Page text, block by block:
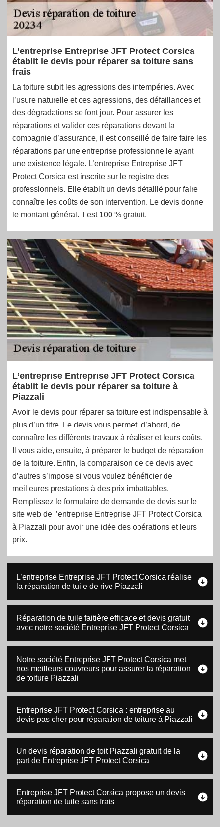
L’entreprise Entreprise JFT Protect Corsica
établit le devis pour réparer sa toiture sans
frais
La toiture subit les agressions des intempéries. Avec
l’usure naturelle et ces agressions, des défaillances et
des dégradations se font jour. Pour assurer les
réparations et valider ces réparations devant la
compagnie d’assurance, il est conseillé de faire faire les
réparations par une entreprise professionnelle ayant
une existence légale. L’entreprise Entreprise JFT
Protect Corsica est inscrite sur le registre des
professionnels. Elle établit un devis détaillé pour faire
connaître les coûts de son intervention. Le devis donne
le montant général. Il est 100 % gratuit.
L’entreprise Entreprise JFT Protect Corsica
établit le devis pour réparer sa toiture à
Piazzali
Avoir le devis pour réparer sa toiture est indispensable à
plus d’un titre. Le devis vous permet, d’abord, de
connaître les différents travaux à réaliser et leurs coûts.
Il vous aide, ensuite, à préparer le budget de réparation
de la toiture. Enfin, la comparaison de ce devis avec
d’autres s’impose si vous voulez bénéficier de
meilleures prestations à des prix imbattables.
Remplissez le formulaire de demande de devis sur le
site web de l’entreprise Entreprise JFT Protect Corsica
à Piazzali pour avoir une idée des opérations et leurs
prix.
L’entreprise Entreprise JFT Protect Corsica réalise
la réparation de tuile de rive Piazzali
Réparation de tuile faitière efficace et devis gratuit
avec notre société Entreprise JFT Protect Corsica
Notre société Entreprise JFT Protect Corsica met
nos meilleurs couvreurs pour assurer la réparation
de toiture Piazzali
Entreprise JFT Protect Corsica : entreprise au
devis pas cher pour réparation de toiture à Piazzali
Un devis réparation de toit Piazzali gratuit de la
part de Entreprise JFT Protect Corsica
Entreprise JFT Protect Corsica propose un devis
réparation de tuile sans frais